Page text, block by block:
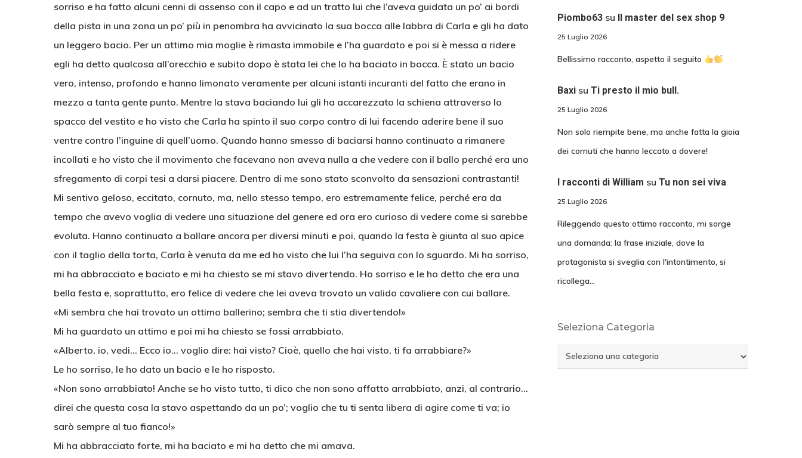
sorriso e ha fatto alcuni cenni di assenso con il capo e ad un tratto lui che l’aveva guidata un po’ ai bordi
della pista in una zona un po’ più in penombra ha avvicinato la sua bocca alle labbra di Carla e gli ha dato
un leggero bacio. Per un attimo mia moglie è rimasta immobile e l’ha guardato e poi si è messa a ridere
egli ha detto qualcosa all’orecchio e subito dopo è stata lei che lo ha baciato in bocca. È stato un bacio
vero, intenso, profondo e hanno limonato veramente per alcuni istanti incuranti del fatto che erano in
mezzo a tanta gente punto. Mentre la stava baciando lui gli ha accarezzato la schiena attraverso lo
spacco del vestito e ho visto che Carla ha spinto il suo corpo contro di lui facendo aderire bene il suo
ventre contro l’inguine di quell’uomo. Quando hanno smesso di baciarsi hanno continuato a rimanere
incollati e ho visto che il movimento che facevano non aveva nulla a che vedere con il ballo perché era uno
sfregamento di corpi tesi a darsi piacere. Dentro di me sono stato sconvolto da sensazioni contrastanti!
Mi sentivo geloso, eccitato, cornuto, ma, nello stesso tempo, ero estremamente felice, perché era da
tempo che avevo voglia di vedere una situazione del genere ed ora ero curioso di vedere come si sarebbe
evoluta. Hanno continuato a ballare ancora per diversi minuti e poi, quando la festa è giunta al suo apice
con il taglio della torta, Carla è venuta da me ed ho visto che lui l’ha seguiva con lo sguardo. Mi ha sorriso,
mi ha abbracciato e baciato e mi ha chiesto se mi stavo divertendo. Ho sorriso e le ho detto che era una
bella festa e, soprattutto, ero felice di vedere che lei aveva trovato un valido cavaliere con cui ballare.
«Mi sembra che hai trovato un ottimo ballerino; sembra che ti stia divertendo!»
Mi ha guardato un attimo e poi mi ha chiesto se fossi arrabbiato.
«Alberto, io, vedi… Ecco io… voglio dire: hai visto? Cioè, quello che hai visto, ti fa arrabbiare?»
Le ho sorriso, le ho dato un bacio e le ho risposto.
«Non sono arrabbiato! Anche se ho visto tutto, ti dico che non sono affatto arrabbiato, anzi, al contrario…
direi che questa cosa la stavo aspettando da un po’; voglio che tu ti senta libera di agire come ti va; io
sarò sempre al tuo fianco!»
Mi ha abbracciato forte, mi ha baciato e mi ha detto che mi amava.
Piombo63su Il master del sex shop 9
25 Luglio 2026
Bellissimo racconto, aspetto il seguito
Baxisu Ti presto il mio bull.
25 Luglio 2026
Non solo riempite bene, ma anche fatta la gioia
dei cornuti che hanno leccato a dovere!
I racconti di William su Tu non sei viva
25 Luglio 2026
Rileggendo questo ottimo racconto, mi sorge
una domanda: la frase iniziale, dove la
protagonista si sveglia con l'intontimento, si
ricollega…
Seleziona Categoria
Seleziona
Categoria